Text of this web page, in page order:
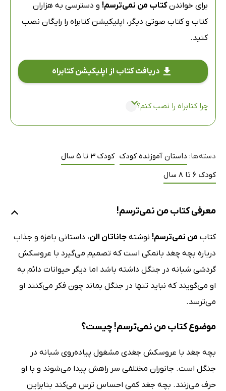
برای خواندنکتاب من نمی‌ترسم! و دسترسی به هزاران
کتاب و کتاب صوتی دیگر، اپلیکیشن کتابراه را رایگان نصب
کنید.
دریافت کتاب از اپلیکیشن کتابراه
چرا کتابراه را نصب کنم؟
دسته‌ها: داستان آموزنده کودک کودک 3 تا 5 سال
کودک 6 تا 8 سال
معرفی کتاب من نمی‌ترسم!
کتاب من نمی‌ترسم! نوشته جاناتان الن، داستانی بامزه و جذاب
درباره بچه چغد بانمکی است که تصمیم می‌گیرد با عروسکش
گردشی شبانه در جنگل داشته باشد اما دیگر حیوانات دائم به
او می‌گویند که نباید تنها در جنگل بماند چون فکر می‌کنند او
می‌ترسد.
موضوع کتاب من نمی‌ترسم! چیست؟
بچه جغد با عروسکش جغدی مشغول پیاده‌روی شبانه در
جنگل است. جانوران مختلفی سر راهش پیدا می‌شوند و با او
حرف می‌زنند. بچه جغد کمی احساس ترس می‌کند بنابراین